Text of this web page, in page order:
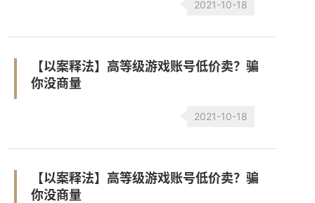
2021-10-18
【以案释法】高等级游戏账号低价卖？骗
你没商量
2021-10-18
【以案释法】高等级游戏账号低价卖？骗
你没商量